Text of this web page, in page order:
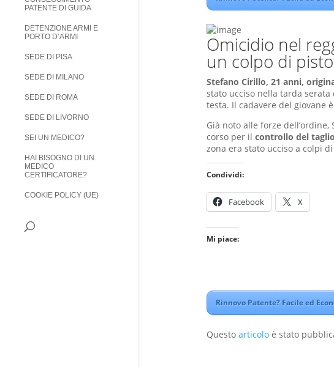
PATENTE DI GUIDA
DETENZIONE ARMI E
PORTO D’ARMI
SEDE DI PISA
SEDE DI MILANO
SEDE DI ROMA
SEDE DI LIVORNO
SEI UN MEDICO?
HAI BISOGNO DI UN
MEDICO
CERTIFICATORE?
COOKIE POLICY (UE)
Omicidio nel
un colpo di
Stefano Cirillo, 21 anni,
stato ucciso nella tarda
testa. Il cadavere del giovane
Già noto alle forze
corso per il controllo del
zona era stato ucciso a colpi
Condividi:
Facebook X
Mi piace:
Rinnovo Patente? Facile ed
Questo articoloè stato